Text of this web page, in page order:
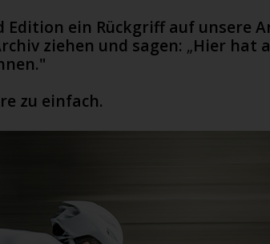
ein Rückgriff auf unsere
ziehen und sagen: „Hier hat
zu einfach.